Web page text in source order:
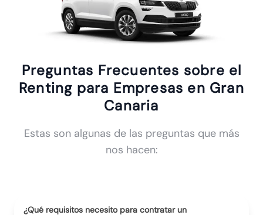
Preguntas Frecuentes sobre el
Renting para Empresas en Gran
Canaria
Estas son algunas de las preguntas que más
nos hacen:
¿Qué requisitos necesito para contratar un